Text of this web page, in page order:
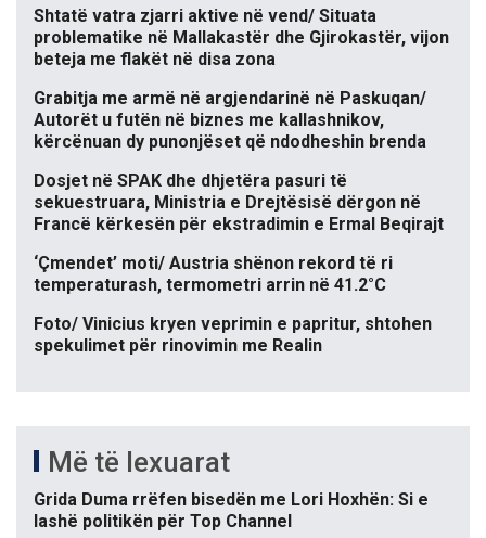
Shtatë vatra zjarri aktive në vend/ Situata
problematike në Mallakastër dhe Gjirokastër, vijon
beteja me flakët në disa zona
Grabitja me armë në argjendarinë në Paskuqan/
Autorët u futën në biznes me kallashnikov,
kërcënuan dy punonjëset që ndodheshin brenda
Dosjet në SPAK dhe dhjetëra pasuri të
sekuestruara, Ministria e Drejtësisë dërgon në
Francë kërkesën për ekstradimin e Ermal Beqirajt
‘Çmendet’ moti/ Austria shënon rekord të ri
temperaturash, termometri arrin në 41.2°C
Foto/ Vinicius kryen veprimin e papritur, shtohen
spekulimet për rinovimin me Realin
Më të lexuarat
Grida Duma rrëfen bisedën me Lori Hoxhën: Si e
lashë politikën për Top Channel